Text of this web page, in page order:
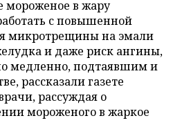
мороженое в жару
с повышенной
микротрещины на эмали
и даже риск ангины,
медленно, подтаявшим и
рассказали газете
рассуждая о
мороженого в жаркое